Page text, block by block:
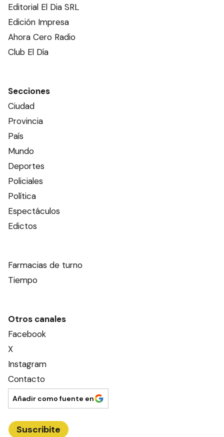
Editorial El Dia SRL
Edición Impresa
Ahora Cero Radio
Club El Día
Secciones
Ciudad
Provincia
País
Mundo
Deportes
Policiales
Política
Espectáculos
Edictos
Farmacias de turno
Tiempo
Otros canales
Facebook
X
Instagram
Contacto
Añadir como fuente en
Suscribite